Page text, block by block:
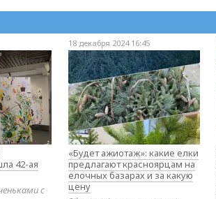
42-ая
с
18 декабря 2024 16:45
«Будет ажиотаж»: какие елки
предлагают красноярцам на
елочных базарах и за какую
цену